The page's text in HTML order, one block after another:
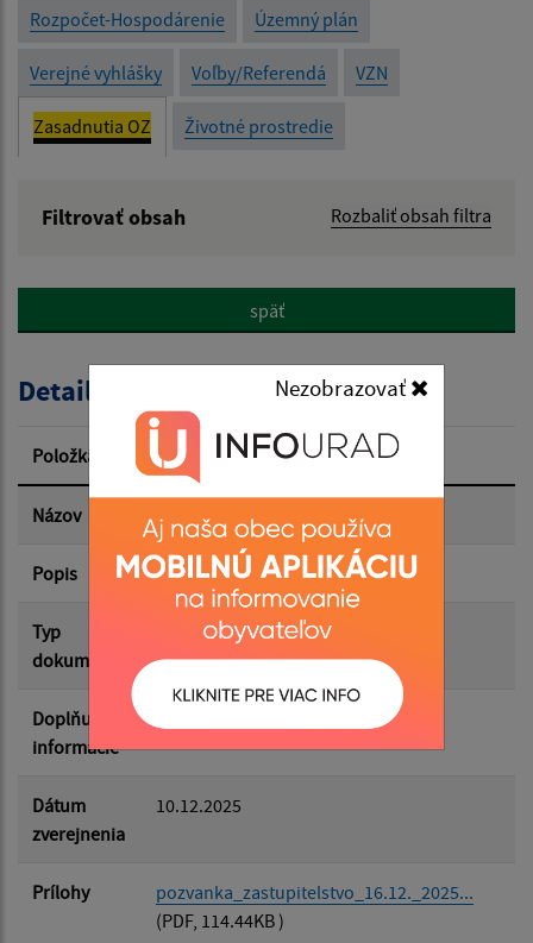
Nezobrazovať
Rozpočet-Hospodárenie Územný plán
Verejné vyhlášky Voľby/Referendá VZN
Zasadnutia OZ Životné prostredie
Filtrovať obsah Rozbaliť obsah filtra
Popis:
Dátum zverejnenia od:
Dátum zverejnenia do:
späť
Detail úradného dokumentu
Položka Informácia
Názov Pozvanka na OZ 16.12.2025
Popis
Typ
dokumentu
Zasadnutia OZ
Doplňujúce
informácie
Dátum
zverejnenia
10.12.2025
Prílohy
pozvanka_zastupitelstvo_16.12._2025...
(PDF, 114.44KB )